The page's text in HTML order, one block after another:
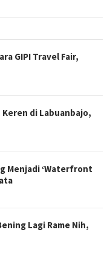
GIPI Travel Fair,
di Labuanbajo,
Menjadi ‘Waterfront
Lagi Rame Nih,